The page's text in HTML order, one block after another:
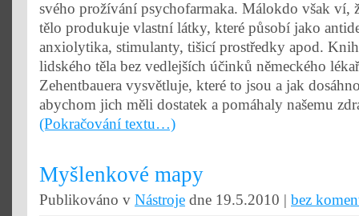
svého prožívání psychofarmaka. Málokdo však ví,
tělo produkuje vlastní látky, které působí jako
anxiolytika, stimulanty, tišicí prostředky apod.
lidského těla bez vedlejších účinků německého
Zehentbauera vysvětluje, které to jsou a jak
abychom jich měli dostatek a pomáhaly našemu
(Pokračování textu…)
Myšlenkové mapy
Publikováno v Nástroje dne 19.5.2010 | bez